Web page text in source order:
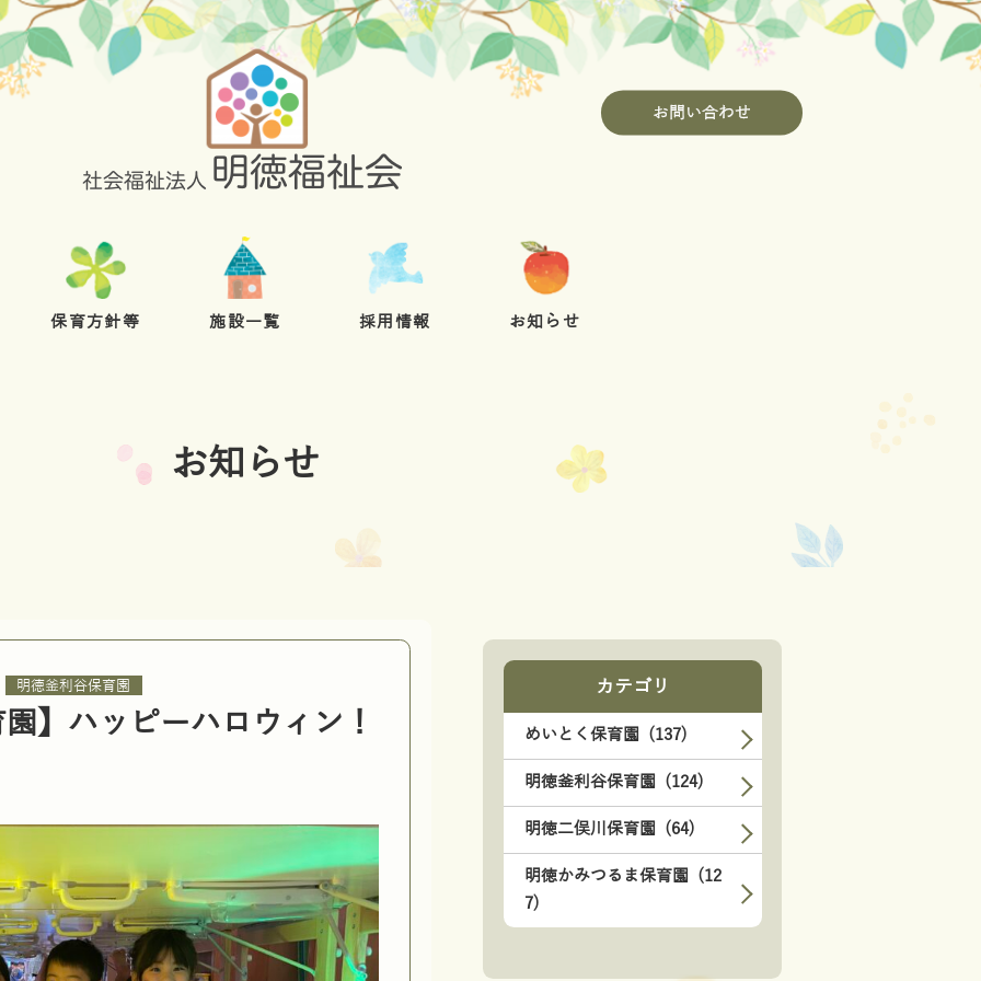
お問い合わせ
保育方針等 施設一覧 採用情報 お知らせ
お知らせ
明徳釜利谷保育園
】ハッピーハロウィン！
カテゴリ
めいとく保育園 (137)
明徳釜利谷保育園 (124)
明徳二俣川保育園 (64)
明徳かみつるま保育園 (12
7)